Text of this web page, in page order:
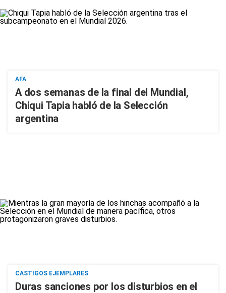
AFA
A dos semanas de la final del Mundial,
Chiqui Tapia habló de la Selección
argentina
CASTIGOS EJEMPLARES
Duras sanciones por los disturbios en el